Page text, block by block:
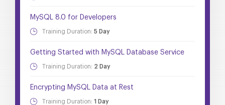
MySQL 8.0 for Developers
Training Duration: 5 Day
Getting Started with MySQL Database Service
Training Duration: 2 Day
Encrypting MySQL Data at Rest
Training Duration: 1 Day